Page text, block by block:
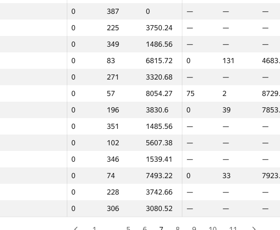
0 387 0 — — —
0 225 3750.24 — — —
0 349 1486.56 — — —
0 83 6815.72 0 131
0 271 3320.68 — — —
0 57 8054.27 75 2
0 196 3830.6 0 39
0 351 1485.56 — — —
0 102 5607.38 — — —
0 346 1539.41 — — —
0 74 7493.22 0 33
0 228 3742.66 — — —
0 306 3080.52 — — —
0 119 5173.36 0 105
0 324 2349.53 — — —
0 241 3650.97 — — —
0 255 3513.72 — — —
0 320 2656 — — —
0 131 4979.46 — — —
— — — 0 88
0 382 343.64 — — —
— — — 0 72
0 129 5035.95 0 159
0 207 3804.31 — — —
3 28 8637.47 — — —
0 241 3650.97 0 169
0 1550.57 —